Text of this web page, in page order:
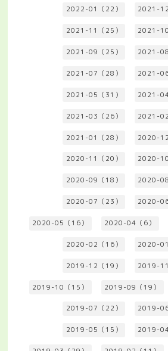
2022-01（22） 2021-12
2021-11（25） 2021-10
2021-09（25） 2021-08
2021-07（28） 2021-06
2021-05（31） 2021-04
2021-03（26） 2021-02
2021-01（28） 2020-12
2020-11（20） 2020-10
2020-09（18） 2020-08
2020-07（23） 2020-06
2020-05（16） 2020-04（6）
2020-02（16） 2020-01
2019-12（19） 2019-11
2019-10（15） 2019-09（19）
2019-07（22） 2019-06
2019-05（15） 2019-04